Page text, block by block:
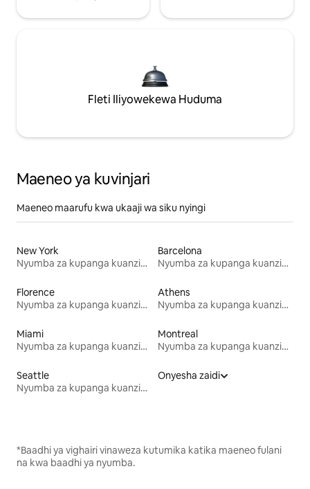
Fleti Iliyowekewa Huduma
Maeneo ya kuvinjari
Maeneo maarufu kwa ukaaji wa siku nyingi
New York
Nyumba za kupanga kuanzia mwezi mmoja
Barcelona
Nyumba za kupanga kuanzia mwezi mmoja
Florence
Nyumba za kupanga kuanzia mwezi mmoja
Athens
Nyumba za kupanga kuanzia mwezi mmoja
Miami
Nyumba za kupanga kuanzia mwezi mmoja
Montreal
Nyumba za kupanga kuanzia mwezi mmoja
Seattle
Nyumba za kupanga kuanzia mwezi mmoja
Onyesha zaidi
*Baadhi ya vighairi vinaweza kutumika katika maeneo fulani
na kwa baadhi ya nyumba.